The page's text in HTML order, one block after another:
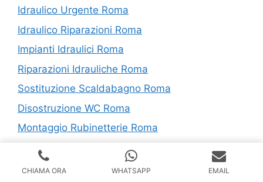
Idraulico Urgente Roma
Idraulico Riparazioni Roma
Impianti Idraulici Roma
Riparazioni Idrauliche Roma
Sostituzione Scaldabagno Roma
Disostruzione WC Roma
Montaggio Rubinetterie Roma
Montaggio Sanitari Roma
CHIAMA ORA WHATSAPP EMAIL